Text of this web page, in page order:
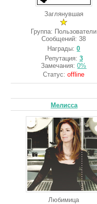
Заглянувшая
Группа: Пользователи
Сообщений:38
Награды:0
Репутация: 3
Замечания:0%
Статус:offline
Мелисса
Любимица